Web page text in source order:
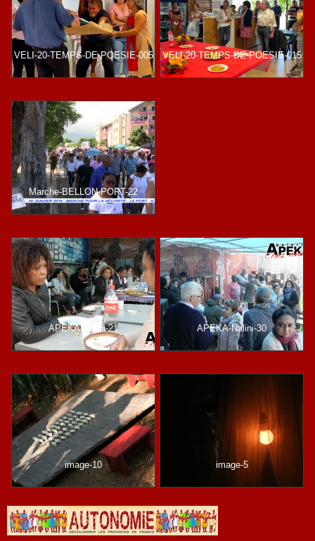
VELI-20-TEMPS-DE-POESIE-005 VELI-20-TEMPS-DE-POESIE-015
Marche-BELLON-PORT-22
APEKA-Nalini-21 APEKA-Nalini-30
image-10 image-5